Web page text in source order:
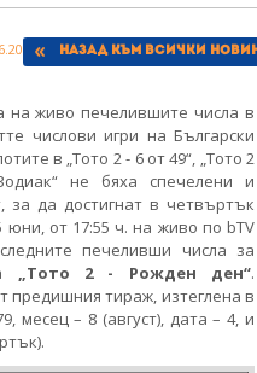
19:06Назад към всички
на живо печелившите числа в
числови игри на Български
в „Тото 2 - 6 от 49“, „Тото 2
не бяха спечелени и
за да достигнат в четвъртък
юни, от 17:55 ч. на живо по bTV
печеливши числа за
„Тото 2 - Рожден ден“.
тираж, изтеглена в
месец – 8 (август), дата – 4, и